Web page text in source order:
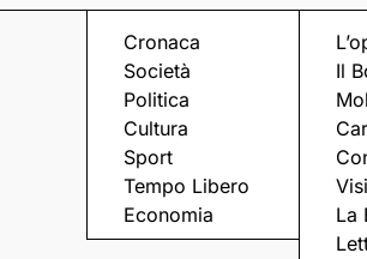
Cronaca
Società
Politica
Cultura
Sport
Tempo Libero
Economia
Il
La
L'ANTICIPAZIONE